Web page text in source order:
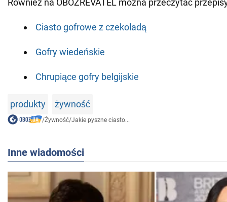
Ciasto gofrowe z czekoladą
Gofry wiedeńskie
Chrupiące gofry belgijskie
produkty żywność
/Żywność/Jakie pyszne ciasto...
Inne wiadomości